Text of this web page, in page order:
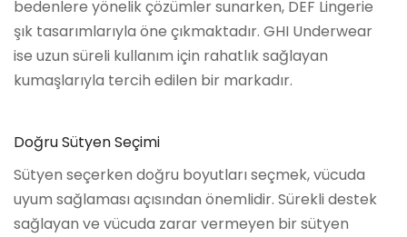
bedenlere yönelik çözümler sunarken, DEF Lingerie
şık tasarımlarıyla öne çıkmaktadır. GHI Underwear
ise uzun süreli kullanım için rahatlık sağlayan
kumaşlarıyla tercih edilen bir markadır.
Doğru Sütyen Seçimi
Sütyen seçerken doğru boyutları seçmek, vücuda
uyum sağlaması açısından önemlidir. Sürekli destek
sağlayan ve vücuda zarar vermeyen bir sütyen